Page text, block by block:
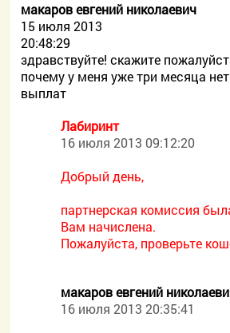
макаров евгений николаевич
15 июля 2013
20:48:29
здравствуйте! скажите
почему у меня уже три месяца нет
выплат
Лабиринт
16 июля 2013 09:12:20
Добрый день,
партнерская комиссия
Вам начислена.
Пожалуйста, проверьте
макаров евгений
16 июля 2013 20:35:41